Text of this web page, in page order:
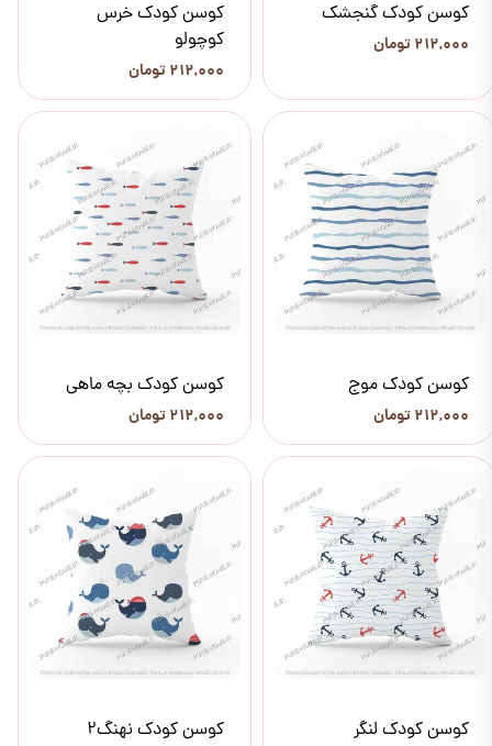
کوسن کودک گنجشک
۲۱۲,۰۰۰ تومان
کوسن کودک خرس
کوچولو
۲۱۲,۰۰۰ تومان
کوسن کودک موج
۲۱۲,۰۰۰ تومان
کوسن کودک بچه ماهی
۲۱۲,۰۰۰ تومان
کوسن کودک لنگر کوسن کودک نهنگ2